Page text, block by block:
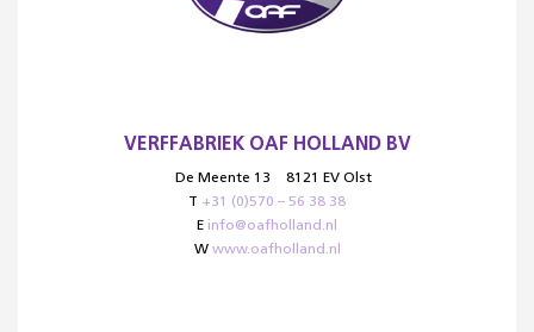
VERFFABRIEK OAF HOLLAND BV
De Meente 13
8121 EV Olst
T +31 (0)570 – 56 38 38
E info@oafholland.nl
W www.oafholland.nl